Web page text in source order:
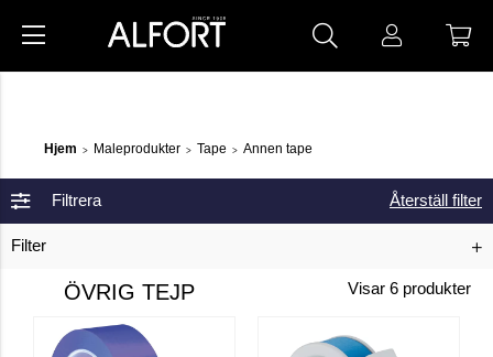
Hjem > Maleprodukter > Tape > Annen tape
Filtrera
Filter
Återställ filter
ÖVRIG TEJP Visar 6 produkter